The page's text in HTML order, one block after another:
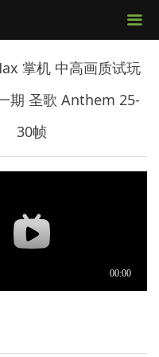
끀
掌机 中高画质试玩
期 圣歌 Anthem 25-
30帧